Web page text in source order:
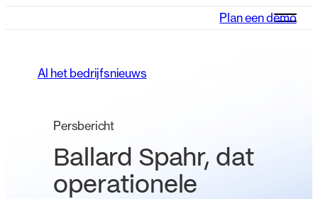
Plan een demo
Al het bedrijfsnieuws
Persbericht
Ballard Spahr, dat
operationele